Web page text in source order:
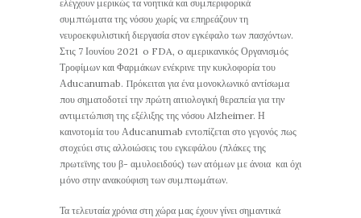
ελέγχουν μερικώς τα νοητικά και συμπεριφορικά
συμπτώματα της νόσου χωρίς να επηρεάζουν τη
νευροεκφυλιστική διεργασία στον εγκέφαλο των πασχόντων.
Στις 7 Ιουνίου 2021 o FDA, o αμερικανικός Οργανισμός
Τροφίμων και Φαρμάκων ενέκρινε την κυκλοφορία του
Αducanumab. Πρόκειται για ένα μονοκλωνικό αντίσωμα
που σηματοδοτεί την πρώτη αιτιολογική θεραπεία για την
αντιμετώπιση της εξέλιξης της νόσου Alzheimer. Η
καινοτομία του Αducanumab εντοπίζεται στο γεγονός πως
στοχεύει στις αλλοιώσεις του εγκεφάλου (πλάκες της
πρωτεϊνης του β- αμυλοειδούς) των ατόμων με άνοια και όχι
μόνο στην ανακούφιση των συμπτωμάτων.
Τα τελευταία χρόνια στη χώρα μας έχουν γίνει σημαντικά